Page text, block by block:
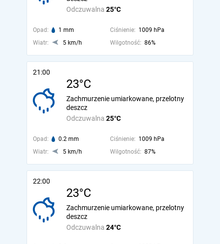
Odczuwalna 25°C
Opad: 1 mm Ciśnienie: 1009 hPa
Wiatr:
5 km/h Wilgotność: 86%
21:00
23°C
Odczuwalna 25°C
Zachmurzenie umiarkowane, przelotny
deszcz
Opad: 0.2 mm Ciśnienie: 1009 hPa
Wiatr:
5 km/h Wilgotność: 87%
22:00
23°C
Odczuwalna 24°C
Zachmurzenie umiarkowane, przelotny
deszcz